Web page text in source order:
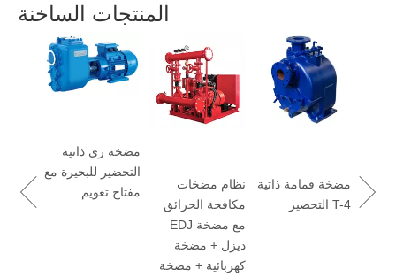
المنتجات الساخنة
مضخة ري ذاتية
التحضير للبحيرة مع
مفتاح تعويم
نظام مضخات
مكافحة الحرائق
EDJ مع مضخة
ديزل + مضخة
كهربائية + مضخة
مضخة قمامة ذاتية
التحضير T-4